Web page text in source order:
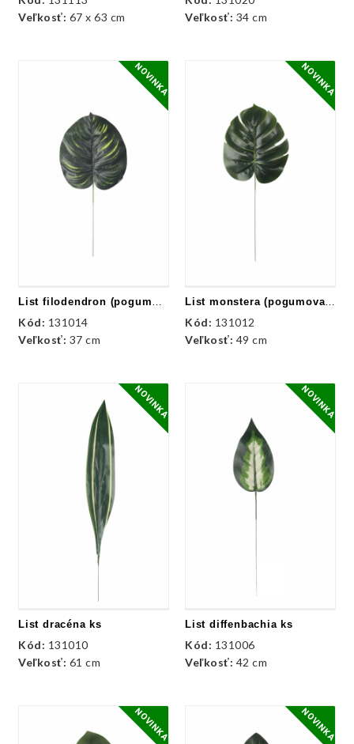
Veľkosť: 67 x 63 cm
Veľkosť: 34 cm
NOVINKA
List filodendron (pogumovaná) ks
Kód: 131014
Veľkosť: 37 cm
NOVINKA
List monstera (pogumovaná) ks
Kód: 131012
Veľkosť: 49 cm
NOVINKA
List dracéna ks
Kód: 131010
Veľkosť: 61 cm
NOVINKA
List diffenbachia ks
Kód: 131006
Veľkosť: 42 cm
NOVINKA NOVINKA